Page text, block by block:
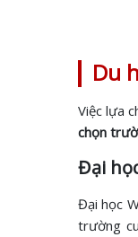
Du
Việc lựa
chọn
Đại
Đại học
trường